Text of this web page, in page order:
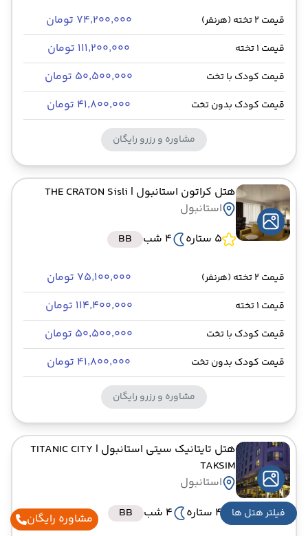
فیلتر هتل ها
قیمت 2 تخته (هرنفر) ۷۴٬۲۰۰٬۰۰۰ تومان
قیمت 1 تخته ۱۱۱٬۲۰۰٬۰۰۰ تومان
قیمت کودک با تخت ۵۰٬۵۰۰٬۰۰۰ تومان
قیمت کودک بدون تخت ۴۱٬۸۰۰٬۰۰۰ تومان
مشاوره و رزرو رایگان
هتل کراتون استانبول | THE CRATON Sisli
استانبول
5 ستاره
4 شب BB
قیمت 2 تخته (هرنفر) ۷۵٬۱۰۰٬۰۰۰ تومان
قیمت 1 تخته ۱۱۴٬۴۰۰٬۰۰۰ تومان
قیمت کودک با تخت ۵۰٬۵۰۰٬۰۰۰ تومان
قیمت کودک بدون تخت ۴۱٬۸۰۰٬۰۰۰ تومان
مشاوره و رزرو رایگان
هتل تایتانیک سیتی استانبول | TITANIC CITY
TAKSIM
استانبول
4 ستاره
4 شب BB مشاوره رایگان